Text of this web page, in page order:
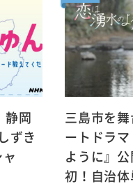
静岡
ずき
三島市を
ートドラ
ように』
初！自治